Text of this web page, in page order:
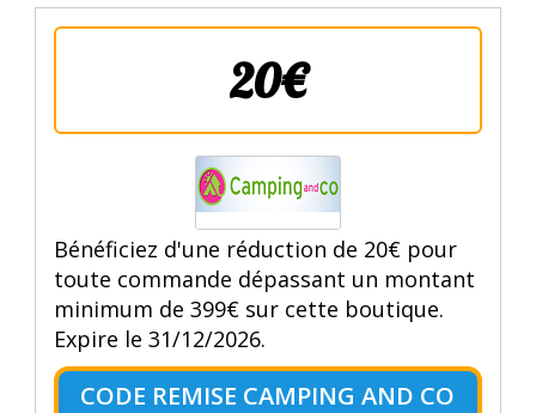
20€
Bénéficiez d'une réduction de 20€ pour
toute commande dépassant un montant
minimum de 399€ sur cette boutique.
Expire le 31/12/2026.
CODE REMISE CAMPING AND CO